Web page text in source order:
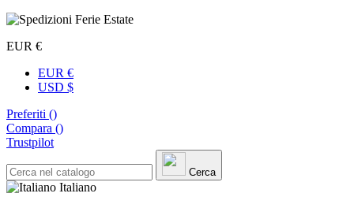
EUR €
EUR €
USD $
Preferiti ()
Compara ()
Trustpilot
Cerca
Italiano